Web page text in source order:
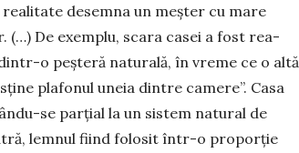
desemna un meșter cu mare
De exem­plu, scara casei a fost rea­
o peșteră natu­rală, în vreme ce o altă
plafonul uneia din­tre camere”. Casa
se par­țial la un sistem natu­ral de
lemnul fiind folosit într-o pro­porție